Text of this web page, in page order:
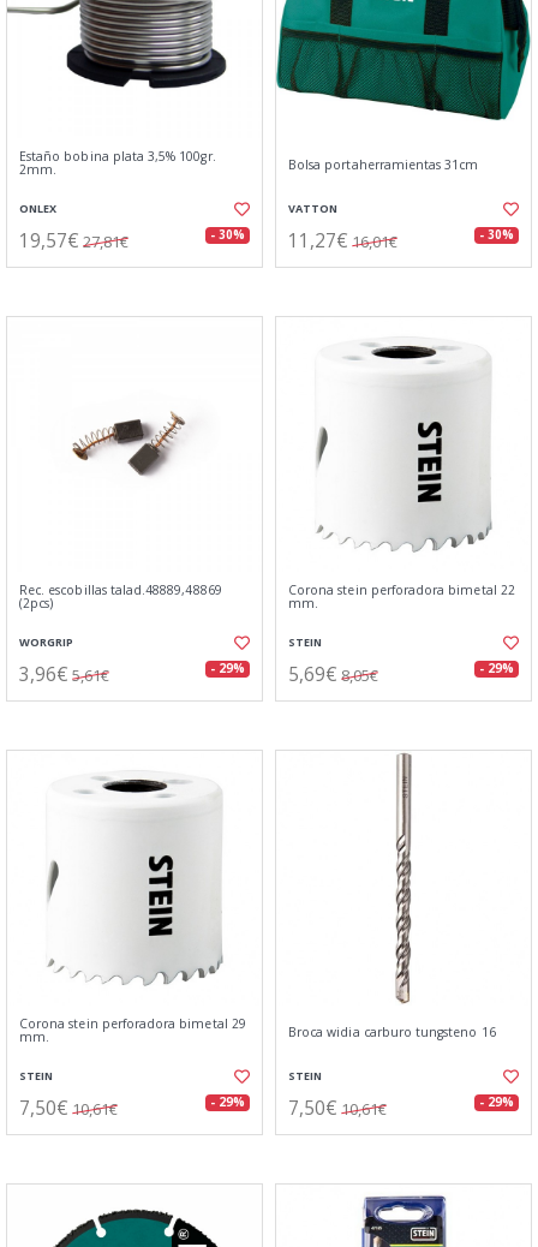
Estaño bobina plata 3,5% 100gr.
2mm.
ONLEX
19,57€ 27,81€ - 30%
Bolsa portaherramientas 31cm
VATTON
11,27€ 16,01€ - 30%
Rec. escobillas talad.48889,48869
(2pcs)
WORGRIP
3,96€ 5,61€ - 29%
Corona stein perforadora bimetal 22
mm.
STEIN
5,69€ 8,05€ - 29%
Corona stein perforadora bimetal 29
mm.
STEIN
7,50€ 10,61€ - 29%
Broca widia carburo tungsteno 16
STEIN
7,50€ 10,61€ - 29%